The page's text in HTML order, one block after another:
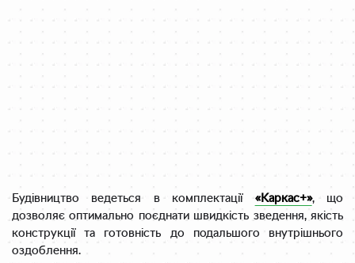
Будівництво ведеться в комплектації «Каркас+», що
дозволяє оптимально поєднати швидкість зведення, якість
конструкції та готовність до подальшого внутрішнього
оздоблення.